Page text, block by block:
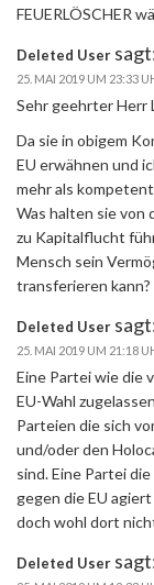
FEUERLÖSCHER
Deleted User
25. MAI 2019 UM 23:33
Sehr geehrter Herr
Da sie in obigem
EU erwähnen und
mehr als
Was halten sie von
zu Kapitalflucht
Mensch sein
transferieren kann?
Deleted User
25. MAI 2019 UM 21:18
Eine Partei wie die
EU-Wahl
Parteien die sich
und/oder den
sind. Eine Partei
gegen die EU
doch wohl dort
Deleted User